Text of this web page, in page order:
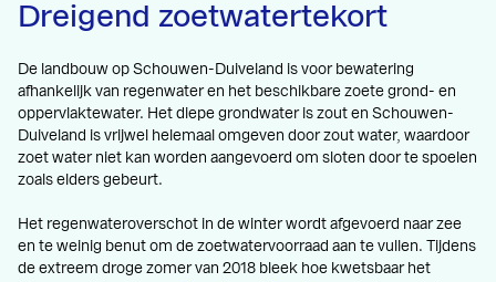
Dreigend zoetwatertekort
De landbouw op Schouwen-Duiveland is voor bewatering
afhankelijk van regenwater en het beschikbare zoete grond- en
oppervlaktewater. Het diepe grondwater is zout en Schouwen-
Duiveland is vrijwel helemaal omgeven door zout water, waardoor
zoet water niet kan worden aangevoerd om sloten door te spoelen
zoals elders gebeurt.
Het regenwateroverschot in de winter wordt afgevoerd naar zee
en te weinig benut om de zoetwatervoorraad aan te vullen. Tijdens
de extreem droge zomer van 2018 bleek hoe kwetsbaar het